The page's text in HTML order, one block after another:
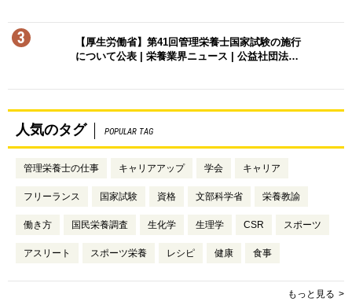
3
【厚生労働省】第41回管理栄養士国家試験の施行
について公表 | 栄養業界ニュース | 公益社団法…
人気のタグ POPULAR TAG
管理栄養士の仕事 キャリアアップ 学会 キャリア
フリーランス 国家試験 資格 文部科学省 栄養教諭
働き方 国民栄養調査 生化学 生理学 CSR スポーツ
アスリート スポーツ栄養 レシピ 健康 食事
もっと見る